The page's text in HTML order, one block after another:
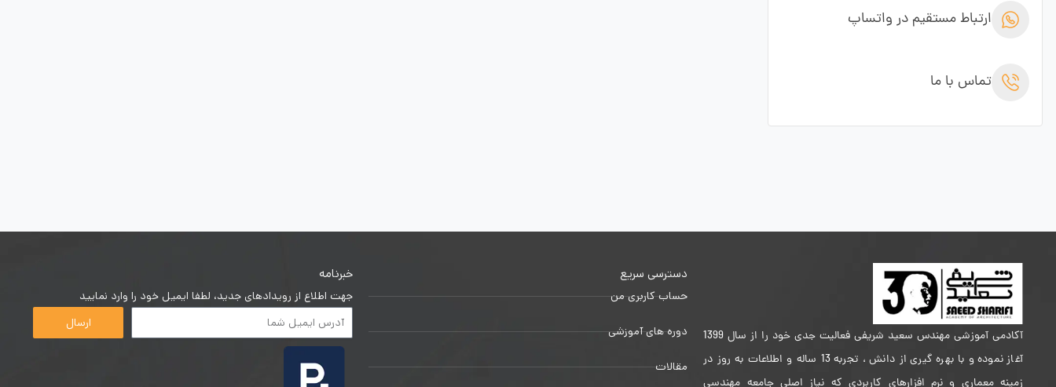
ارتباط مستقیم در واتساپ
تماس با ما
آکادمی آموزشی مهندس سعید شریفی فعالیت جدی خود را از سال 1399
آغاز نموده و با بهره گیری از دانش ، تجربه 13 ساله و اطلاعات به روز در
زمینه معماری و نرم افزارهای کاربردی که نیاز اصلی جامعه مهندسی
دسترسی سریع
حساب کاربری من
دوره های آموزشی
مقالات
خبرنامه
جهت اطلاع از رویدادهای جدید، لطفا ایمیل خود را وارد نمایید
ارسال